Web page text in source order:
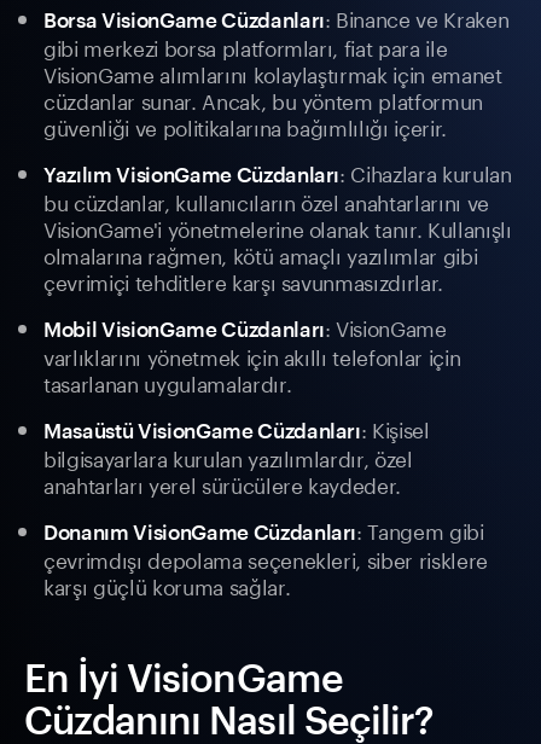
Borsa VisionGame Cüzdanları: Binance ve Kraken
gibi merkezi borsa platformları, fiat para ile
VisionGame alımlarını kolaylaştırmak için emanet
cüzdanlar sunar. Ancak, bu yöntem platformun
güvenliği ve politikalarına bağımlılığı içerir.
Yazılım VisionGame Cüzdanları: Cihazlara kurulan
bu cüzdanlar, kullanıcıların özel anahtarlarını ve
VisionGame'i yönetmelerine olanak tanır. Kullanışlı
olmalarına rağmen, kötü amaçlı yazılımlar gibi
çevrimiçi tehditlere karşı savunmasızdırlar.
Mobil VisionGame Cüzdanları: VisionGame
varlıklarını yönetmek için akıllı telefonlar için
tasarlanan uygulamalardır.
Masaüstü VisionGame Cüzdanları: Kişisel
bilgisayarlara kurulan yazılımlardır, özel
anahtarları yerel sürücülere kaydeder.
Donanım VisionGame Cüzdanları: Tangem gibi
çevrimdışı depolama seçenekleri, siber risklere
karşı güçlü koruma sağlar.
En İyi VisionGame
Cüzdanını Nasıl Seçilir?